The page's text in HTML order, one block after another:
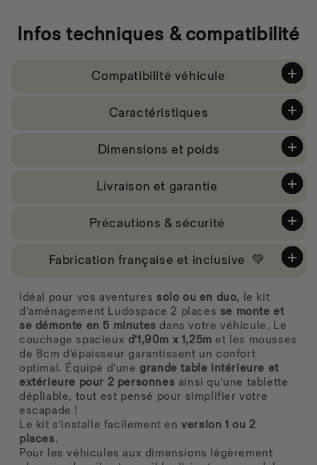
Infos techniques & compatibilité
Compatibilité véhicule
Caractéristiques
Dimensions et poids
Livraison et garantie
Précautions & sécurité
Fabrication française et inclusive 💚
Idéal pour vos aventures solo ou en duo, le kit
d'aménagement Ludospace 2 places se monte et
se démonte en 5 minutes dans votre véhicule. Le
couchage spacieux d'1,90m ​​​​​​​​​​x 1,25m et les mousses
de 8cm d'épaisseur garantissent un confort
optimal. Équipé d'une grande table intérieure et
extérieure pour 2 personnes ainsi qu'une tablette
dépliable, tout est pensé pour simplifier votre
escapade !
Le kit s'installe facilement enversion 1 ou 2
places.
Pour les véhicules aux dimensions légèrement